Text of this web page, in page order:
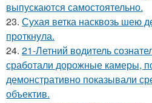
выпускаются самостоятельно.
23. Сухая ветка насквозь шею
проткнула.
24. 21-Летний водитель
сработали дорожные камеры,
демонстративно показывали
объектив.